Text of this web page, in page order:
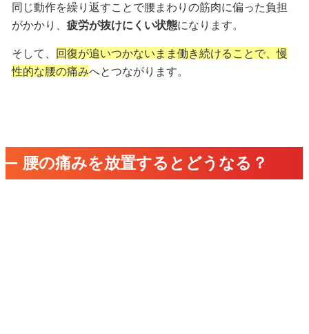
同じ動作を繰り返すことで腰まわりの筋肉に偏った負担
がかかり、 疲労が抜けにくい状態になります。
そして、
回復が追いつかないまま働き続けることで、慢
性的な腰の痛みへとつながります。
腰の痛みを放置するとどうなる？